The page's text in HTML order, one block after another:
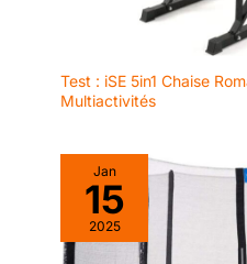
Test : iSE 5in1 Chaise
Multiactivités
Jan
15
2025